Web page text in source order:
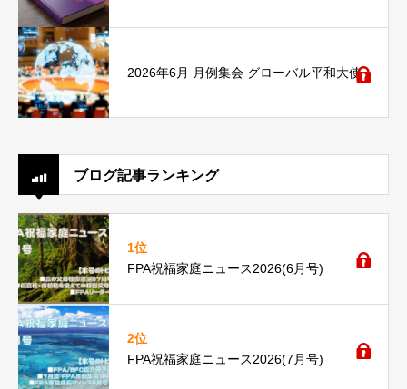
2026年6月 月例集会 グローバル平和大使
ブログ記事ランキング
1位
FPA祝福家庭ニュース2026(6月号)
2位
FPA祝福家庭ニュース2026(7月号)